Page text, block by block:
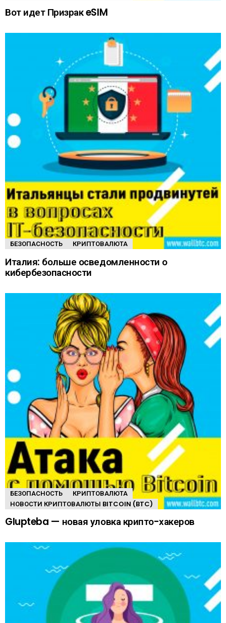
Вот идет Призрак eSIM
БЕЗОПАСНОСТЬ КРИПТОВАЛЮТА
Италия: больше осведомленности о
кибербезопасности
БЕЗОПАСНОСТЬ
КРИПТОВАЛЮТА
НОВОСТИ КРИПТОВАЛЮТЫ BITCOIN (BTC)
Glupteba — новая уловка крипто-хакеров